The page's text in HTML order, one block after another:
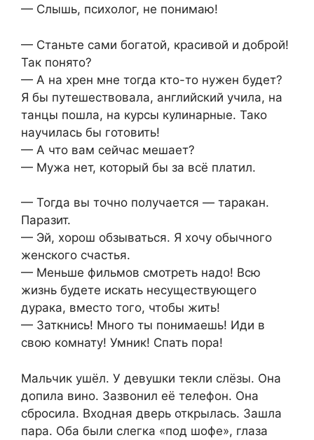
— Слышь, психолог, не понимаю!
— Станьте сами богатой, красивой и доброй!
Так понято?
— А на хрен мне тогда кто-то нужен будет?
Я бы путешествовала, английский учила, на
танцы пошла, на курсы кулинарные. Тако
научилась бы готовить!
— А что вам сейчас мешает?
— Мужа нет, который бы за всё платил.
— Тогда вы точно получается — таракан.
Паразит.
— Эй, хорош обзываться. Я хочу обычного
женского счастья.
— Меньше фильмов смотреть надо! Всю
жизнь будете искать несуществующего
дурака, вместо того, чтобы жить!
— Заткнись! Много ты понимаешь! Иди в
свою комнату! Умник! Спать пора!
Мальчик ушёл. У девушки текли слёзы. Она
допила вино. Зазвонил её телефон. Она
сбросила. Входная дверь открылась. Зашла
пара. Оба были слегка «под шофе», глаза